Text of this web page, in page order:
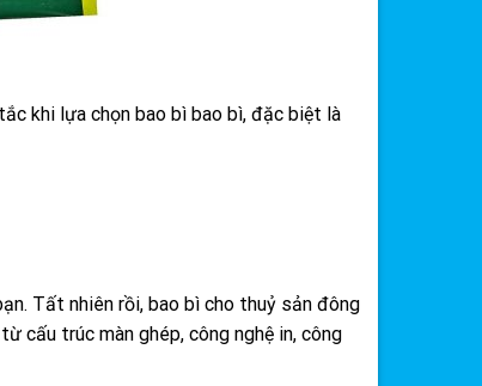
khi lựa chọn bao bì bao bì, đặc biệt là
Tất nhiên rồi, bao bì cho thuỷ sản đông
cấu trúc màn ghép, công nghệ in, công